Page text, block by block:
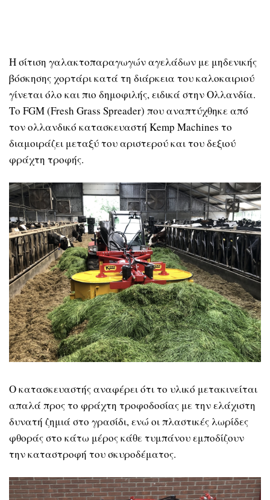
Η σίτιση γαλακτοπαραγωγών αγελάδων με μηδενικής
βόσκησης χορτάρι κατά τη διάρκεια του καλοκαιριού
γίνεται όλο και πιο δημοφιλής, ειδικά στην Ολλανδία.
Το FGM (Fresh Grass Spreader) που αναπτύχθηκε από
τον ολλανδικό κατασκευαστή Kemp Machines το
διαμοιράζει μεταξύ του αριστερού και του δεξιού
φράχτη τροφής.
Ο κατασκευαστής αναφέρει ότι το υλικό μετακινείται
απαλά προς το φράχτη τροφοδοσίας με την ελάχιστη
δυνατή ζημιά στο γρασίδι, ενώ οι πλαστικές λωρίδες
φθοράς στο κάτω μέρος κάθε τυμπάνου εμποδίζουν
την καταστροφή του σκυροδέματος.